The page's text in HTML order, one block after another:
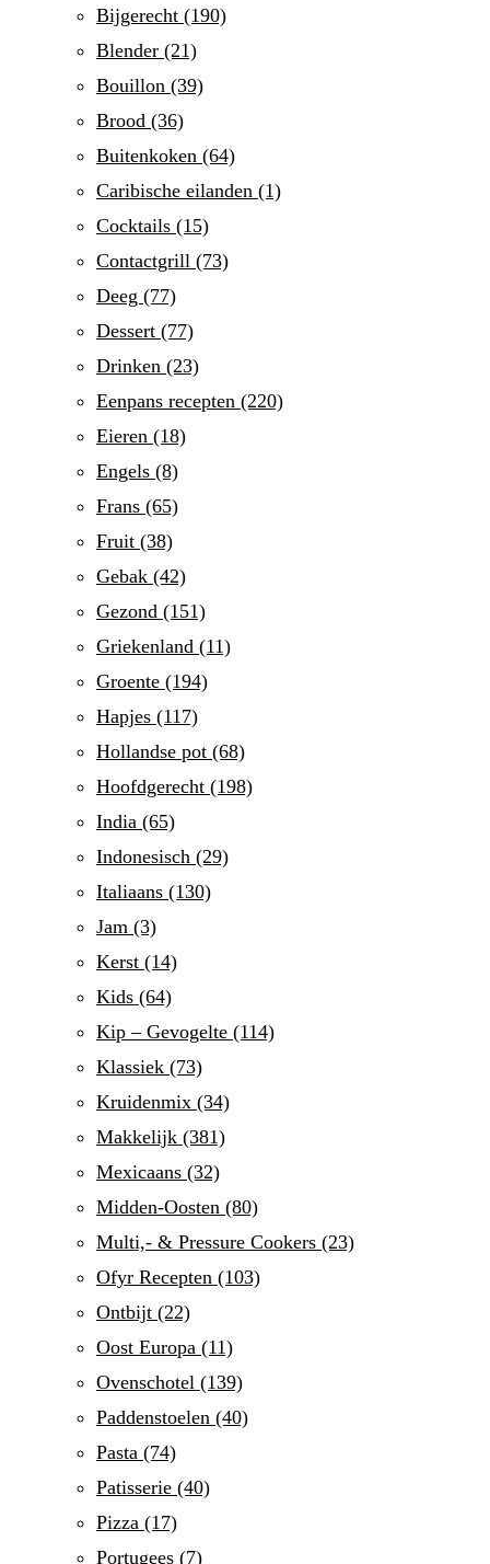
Bijgerecht (190)
Blender (21)
Bouillon (39)
Brood (36)
Buitenkoken (64)
Caribische eilanden (1)
Cocktails (15)
Contactgrill (73)
Deeg (77)
Dessert (77)
Drinken (23)
Eenpans recepten (220)
Eieren (18)
Engels (8)
Frans (65)
Fruit (38)
Gebak (42)
Gezond (151)
Griekenland (11)
Groente (194)
Hapjes (117)
Hollandse pot (68)
Hoofdgerecht (198)
India (65)
Indonesisch (29)
Italiaans (130)
Jam (3)
Kerst (14)
Kids (64)
Kip – Gevogelte (114)
Klassiek (73)
Kruidenmix (34)
Makkelijk (381)
Mexicaans (32)
Midden-Oosten (80)
Multi,- & Pressure Cookers (23)
Ofyr Recepten (103)
Ontbijt (22)
Oost Europa (11)
Ovenschotel (139)
Paddenstoelen (40)
Pasta (74)
Patisserie (40)
Pizza (17)
Portugees (7)